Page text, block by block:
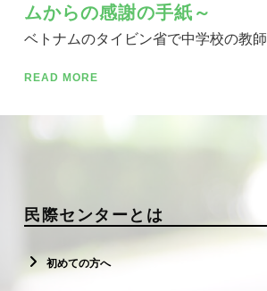
ムからの感謝の手紙～
ベトナムのタイビン省で中学校の教
READ MORE
民際センターとは
初めての方へ